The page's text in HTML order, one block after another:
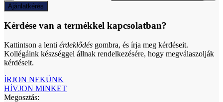
Ajánlatkérés
Kérdése van a termékkel kapcsolatban?
Kattintson a lenti érdeklődés gombra, és írja meg kérdéseit.
Kollégáink készséggel állnak rendelkezésére, hogy megválaszolják
kérdéseit.
ÍRJON NEKÜNK
HÍVJON MINKET
Megosztás: